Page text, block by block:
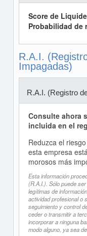
Score de
Probabilidad de
R.A.I.
Impagadas)
R.A.I. (Registro
Consulte ahora
incluida en el
Reduzca el
esta empresa
morosos más
Esta información
(R.A.I.). Sólo puede
legítimas de
actividad profesional o
seguimiento y control
ceder o transmitir a
incorporar a ninguna
modo alguno, ya sea